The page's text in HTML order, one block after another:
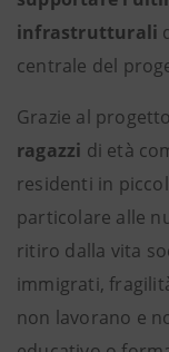
infrastrutturali
centrale del
Grazie al
ragazzi di età
residenti in
particolare alle
ritiro dalla vita
immigrati,
non lavorano e